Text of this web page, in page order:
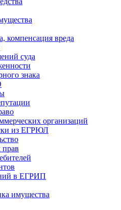
компенсация вреда
суда
знака
организаций
из ЕГРЮЛ
прав
в ЕГРИП
имущества